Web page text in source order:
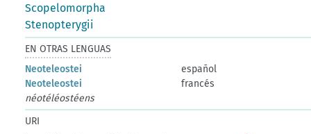
Scopelomorpha
Stenopterygii
EN OTRAS LENGUAS
Neoteleostei
español
Neoteleostei
francés
néotéléostéens
URI